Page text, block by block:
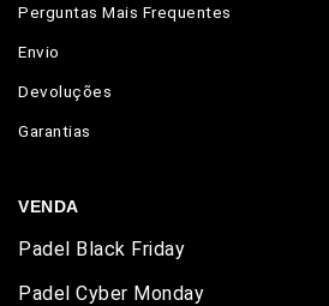
Perguntas Mais Frequentes
Envio
Devoluções
Garantias
VENDA
Padel Black Friday
Padel Cyber Monday